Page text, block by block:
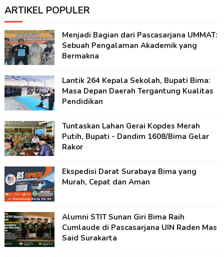
ARTIKEL POPULER
Menjadi Bagian dari Pascasarjana UMMAT:
Sebuah Pengalaman Akademik yang
Bermakna
Lantik 264 Kepala Sekolah, Bupati Bima:
Masa Depan Daerah Tergantung Kualitas
Pendidikan
Tuntaskan Lahan Gerai Kopdes Merah
Putih, Bupati - Dandim 1608/Bima Gelar
Rakor
Ekspedisi Darat Surabaya Bima yang
Murah, Cepat dan Aman
Alumni STIT Sunan Giri Bima Raih
Cumlaude di Pascasarjana UIN Raden Mas
Said Surakarta